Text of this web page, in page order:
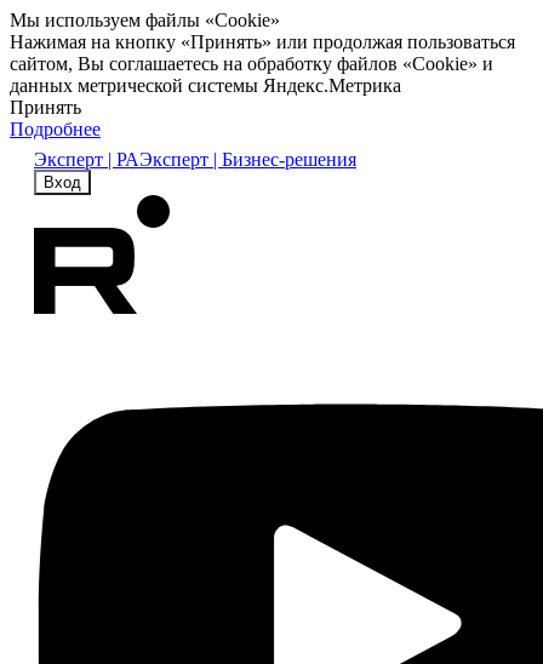
Мы используем файлы «Cookie»
Нажимая на кнопку «Принять» или продолжая пользоваться
сайтом, Вы соглашаетесь на обработку файлов «Cookie» и
данных метрической системы Яндекс.Метрика
Принять
Подробнее
Эксперт | РАЭксперт | Бизнес-решения
Вход